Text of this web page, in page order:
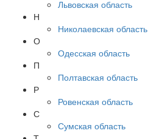
Львовская область
Н
Николаевская область
О
Одесская область
П
Полтавская область
Р
Ровенская область
С
Сумская область